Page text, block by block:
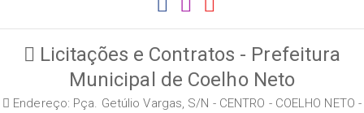
Licitações e Contratos - Prefeitura
Municipal de Coelho Neto
Endereço: Pça. Getúlio Vargas, S/N - CENTRO - COELHO NETO -